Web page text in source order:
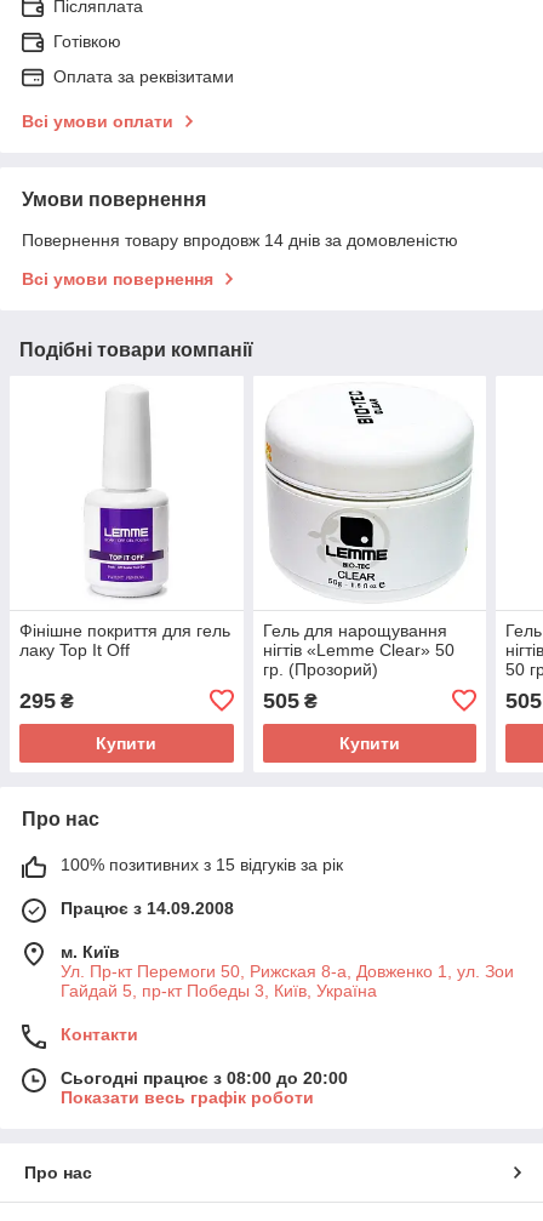
Післяплата
Готівкою
Оплата за реквізитами
Всі умови оплати
Умови повернення
Повернення товару впродовж 14 днів за домовленістю
Всі умови повернення
Подібні товари компанії
Фінішне покриття для гель
лаку Top It Off
295 ₴
Купити
Гель для нарощування
нігтів «Lemme Clear» 50
гр. (Прозорий)
505₴
Купити
50
505
Про нас
100% позитивних з 15 відгуків за рік
Працює з 14.09.2008
м. Київ
Ул. Пр-кт Перемоги 50, Рижская 8-а, Довженко 1, ул. Зои
Гайдай 5, пр-кт Победы 3, Київ, Україна
Контакти
Сьогодні працює з 08:00 до 20:00
Показати весь графік роботи
Про нас